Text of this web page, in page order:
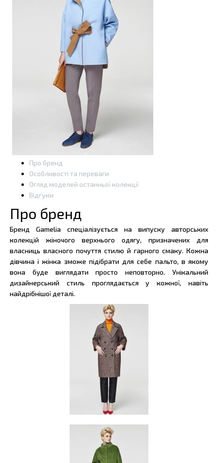
Про бренд
Особливості та переваги
Огляд моделей останньої колекції
Відгуки
Про бренд
Бренд Gamelia спеціалізується на випуску авторських
колекцій жіночого верхнього одягу, призначених для
власниць власного почуття стилю й гарного смаку. Кожна
дівчина і жінка зможе підібрати для себе пальто, в якому
вона буде виглядати просто неповторно. Унікальний
дизайнерський стиль проглядається у кожної, навіть
найдрібнішої деталі.